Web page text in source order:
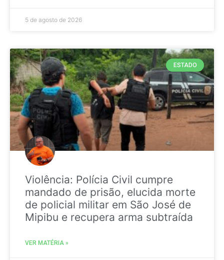
5 de agosto de 2026
ESTADO
Violência: Polícia Civil cumpre
mandado de prisão, elucida morte
de policial militar em São José de
Mipibu e recupera arma subtraída
VER MATÉRIA »